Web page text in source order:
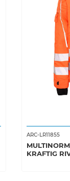
ARC-LR11855
KRAFTIG